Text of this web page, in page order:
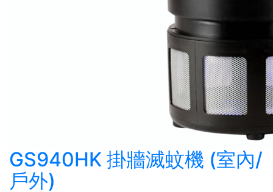
GS940HK 掛牆滅蚊機 (室內/
戶外)